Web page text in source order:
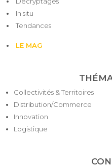
In situ
Tendances
LE MAG
Collectivités & Territoires
Distribution/Commerce
Innovation
Logistique